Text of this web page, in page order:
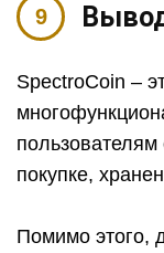
SpectroCoin –
покупке,
Помимо этого,